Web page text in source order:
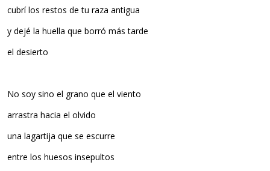
cubrí los restos de tu raza antigua
y dejé la huella que borró más tarde
el desierto
No soy sino el grano que el viento
arrastra hacia el olvido
una lagartija que se escurre
entre los huesos insepultos